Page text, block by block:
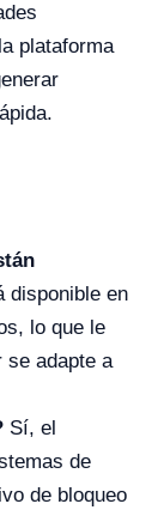
plataforma
disponible en
lo que le
se adapte a
Sí, el
de
de bloqueo